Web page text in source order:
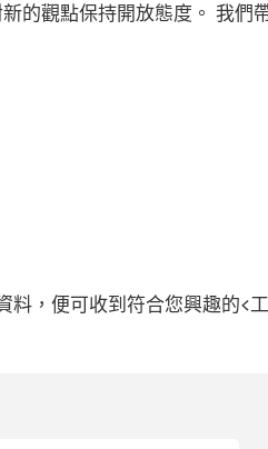
的觀點保持開放態度。 我
，便可收到符合您興趣的<